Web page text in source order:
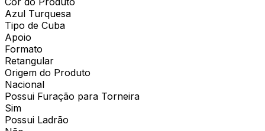
Azul Turquesa
Tipo de Cuba
Apoio
Formato
Retangular
Origem do Produto
Nacional
Possui Furação para Torneira
Sim
Possui Ladrão